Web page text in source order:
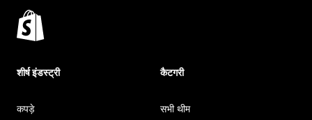
शीर्ष इंडस्ट्री
कपड़े
कैटगरी
सभी थीम